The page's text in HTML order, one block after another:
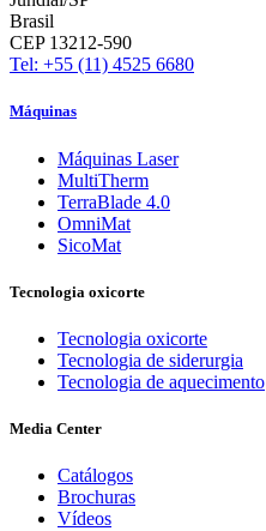
Brasil
CEP 13212-590
Tel: +55 (11) 4525 6680
Máquinas
Máquinas Laser
MultiTherm
TerraBlade 4.0
OmniMat
SicoMat
Tecnologia oxicorte
Tecnologia oxicorte
Tecnologia de siderurgia
Tecnologia de aquecimento
Media Center
Catálogos
Brochuras
Vídeos